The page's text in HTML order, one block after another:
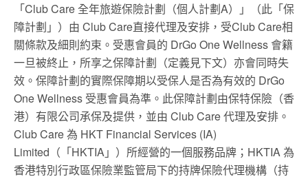
「Club Care 全年旅遊保險計劃（個人計劃A）」（此「保
障計劃」）由 Club Care直接代理及安排，受Club Care相
關條款及細則約束。受惠會員的 DrGo One Wellness 會籍
一旦被終止，所享之保障計劃（定義見下文）亦會同時失
效。保障計劃的實際保障期以受保人是否為有效的 DrGo
One Wellness 受惠會員為準。此保障計劃由保特保險（香
港）有限公司承保及提供，並由 Club Care 代理及安排。
Club Care 為 HKT Financial Services (IA)
Limited（「HKTIA」）所經營的一個服務品牌；HKTIA 為
香港特別行政區保險業監管局下的持牌保險代理機構（持